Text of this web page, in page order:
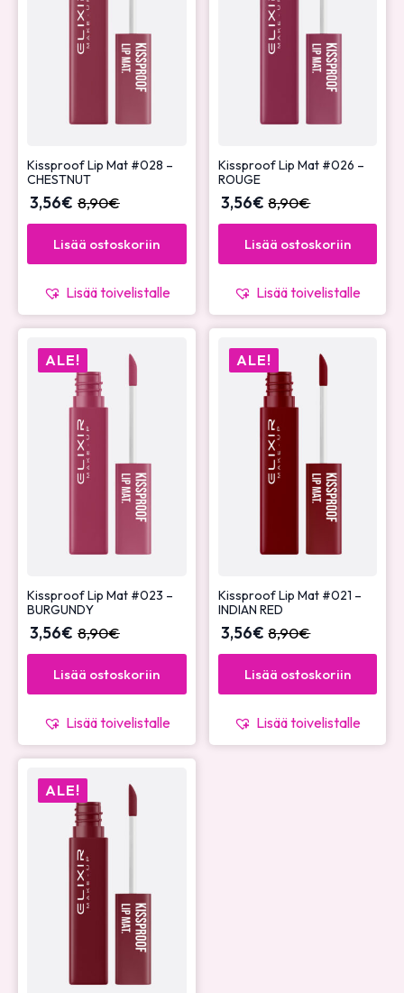
Kissproof Lip Mat #028 –
CHESTNUT
8,90€
3,56€
Lisää ostoskoriin
Lisää toivelistalle
Kissproof Lip Mat #026 –
ROUGE
8,90€
3,56€
Lisää ostoskoriin
Lisää toivelistalle
ALE!
Kissproof Lip Mat #023 –
BURGUNDY
8,90€
3,56€
Lisää ostoskoriin
Lisää toivelistalle
ALE!
Kissproof Lip Mat #021 –
INDIAN RED
8,90€
3,56€
Lisää ostoskoriin
Lisää toivelistalle
ALE!